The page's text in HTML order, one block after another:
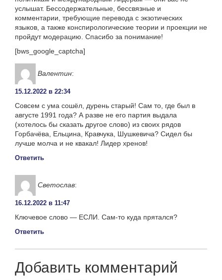
услышат. Бессодержательные, бессвязные и
комментарии, требующие перевода с экзотических
языков, а также конспирологические теории и проекции не
пройдут модерацию. Спасибо за понимание!
[bws_google_captcha]
Валентин:
15.12.2022 в 22:34
Совсем с ума сошёл, дурень старый! Сам то, где был в
августе 1991 года? А разве не его партия выдала
(хотелось бы сказать другое слово) из своих рядов
Горбачёва, Ельцина, Кравчука, Шушкевича? Сидел бы
лучше молча и не квакал! Лидер хренов!
Ответить
Светослав:
16.12.2022 в 11:47
Ключевое слово — ЕСЛИ. Сам-то куда прятался?
Ответить
Добавить комментарий